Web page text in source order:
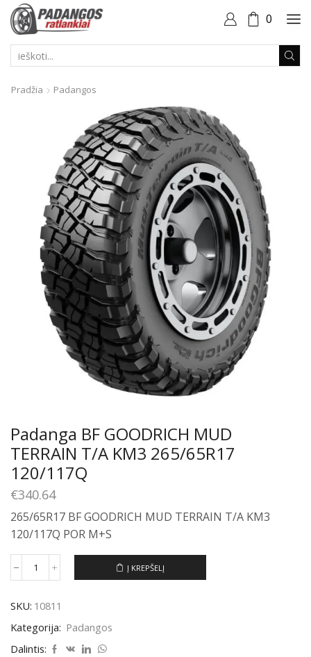
0
Pradžia Padangos
Padanga BF GOODRICH MUD
TERRAIN T/A KM3 265/65R17
120/117Q
€340.64
265/65R17 BF GOODRICH MUD TERRAIN T/A KM3
120/117Q POR M+S
produkto
BF
GOODRICH
MUD
TERRAIN
Į KREPŠELĮ
SKU: 10811
Kategorija: Padangos
Dalintis: